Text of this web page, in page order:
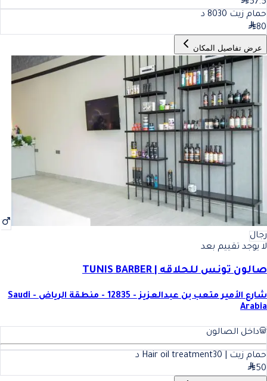
57.5
حمام زيت 80 30
د
80
عرض تفاصيل المكان
رجال
لا يوجد تقييم بعد
صالون تونس للحلاقه | TUNIS BARBER
شارع الأمير متعب بن عبدالعزيز - 12835 - منطقة الرياض - Saudi
Arabia
داخل الصالون
حمام زيت | Hair oil treatment 30
د
50